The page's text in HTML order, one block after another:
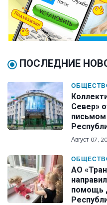
ПОСЛЕДНИЕ
Север»
письмом
Август 07,
АО
помощь